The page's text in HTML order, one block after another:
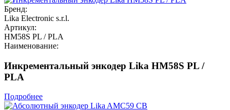
Бренд:
Lika Electronic s.r.l.
Артикул:
HM58S PL / PLA
Наименование:
Инкрементальный энкодер Lika HM58S PL /
PLA
Подробнее